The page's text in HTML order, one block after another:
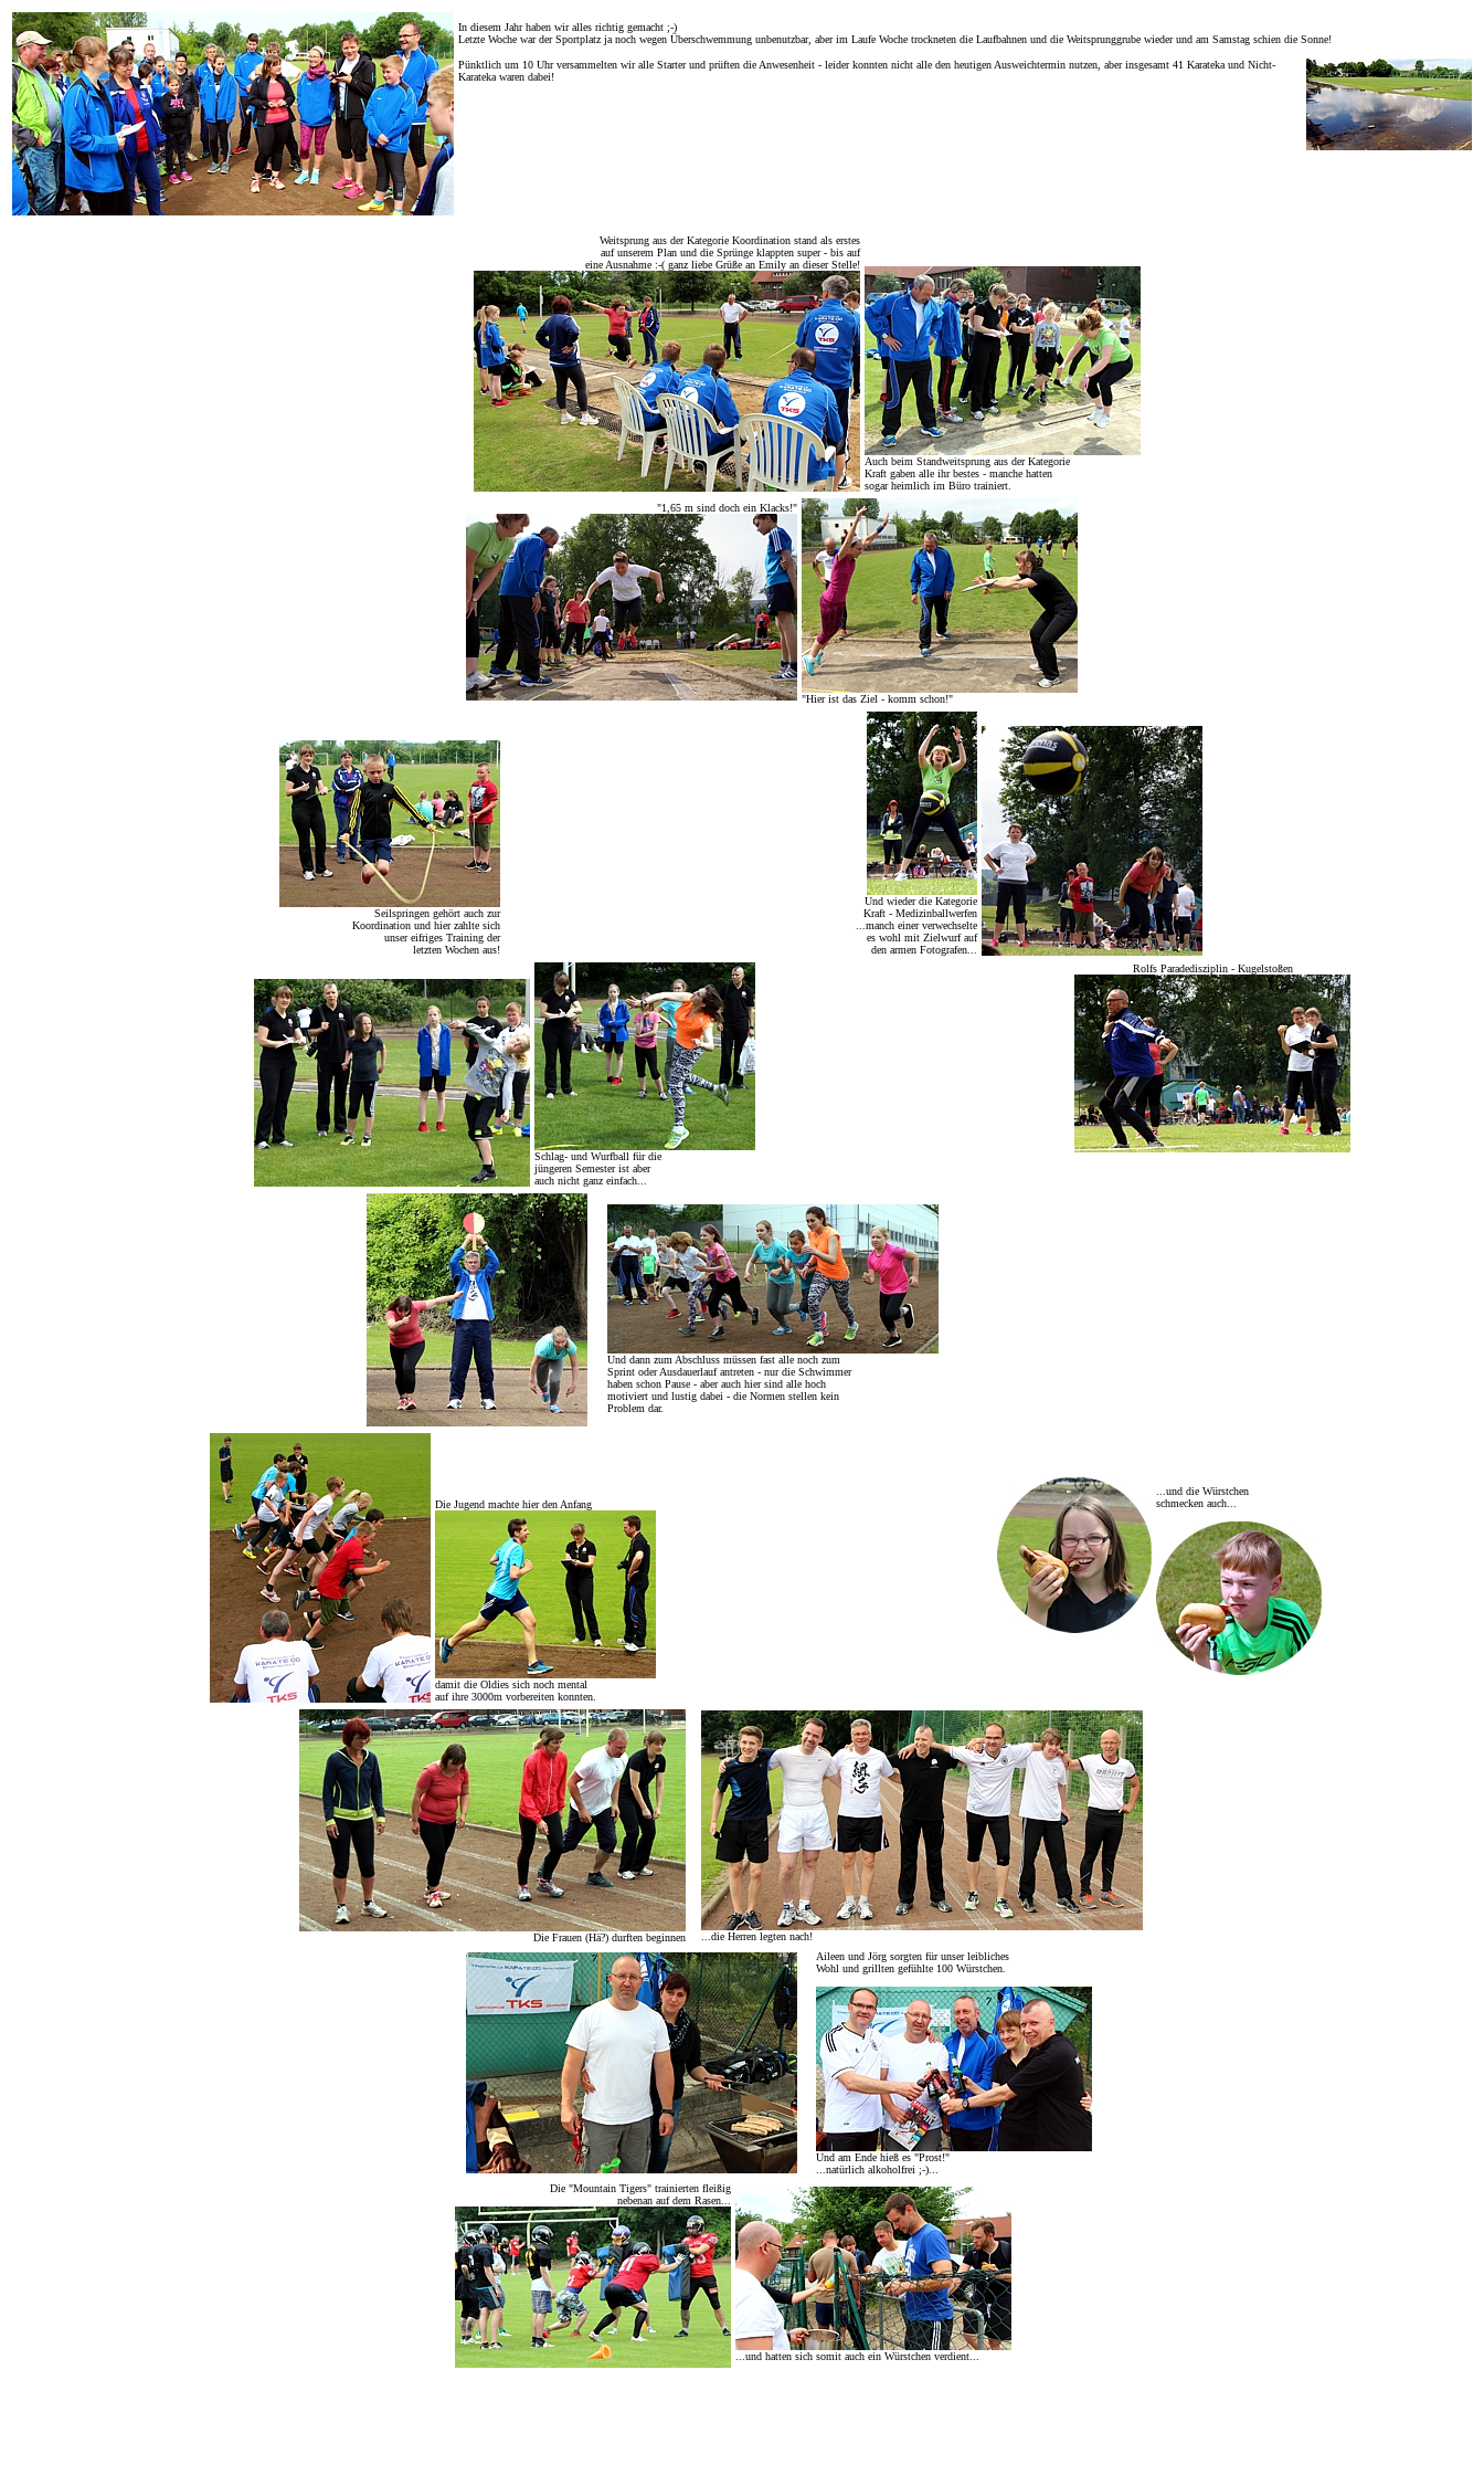
In diesem Jahr haben wir alles richtig gemacht ;-)
Letzte Woche war der Sportplatz ja noch wegen Überschwemmung unbenutzbar, aber im Laufe Woche trockneten die Laufbahnen und die Weitsprunggrube wieder und am Samstag schien die Sonne!
Pünktlich um 10 Uhr versammelten wir alle Starter und prüften die Anwesenheit - leider konnten nicht alle den heutigen Ausweichtermin nutzen, aber insgesamt 41 Karateka und Nicht-
Karateka waren dabei!
Weitsprung aus der Kategorie Koordination stand als erstes
auf unserem Plan und die Sprünge klappten super - bis auf
eine Ausnahme :-( ganz liebe Grüße an Emily an dieser Stelle!
Auch beim Standweitsprung aus der Kategorie
Kraft gaben alle ihr bestes - manche hatten
sogar heimlich im Büro trainiert.
"1,65 m sind doch ein Klacks!"
"Hier ist das Ziel - komm schon!"
Seilspringen gehört auch zur
Koordination und hier zahlte sich
unser eifriges Training der
letzten Wochen aus!
Und wieder die Kategorie
Kraft - Medizinballwerfen
...manch einer verwechselte
es wohl mit Zielwurf auf
den armen Fotografen...
Schlag- und Wurfball für die
jüngeren Semester ist aber
auch nicht ganz einfach...
Rolfs Paradedisziplin - Kugelstoßen
Und dann zum Abschluss müssen fast alle noch zum
Sprint oder Ausdauerlauf antreten - nur die Schwimmer
haben schon Pause - aber auch hier sind alle hoch
motiviert und lustig dabei - die Normen stellen kein
Problem dar.
Die Jugend machte hier den Anfang
damit die Oldies sich noch mental
auf ihre 3000m vorbereiten konnten.
...und die Würstchen
schmecken auch...
Die Frauen (Hä?) durften beginnen
...die Herren legten nach!
Aileen und Jörg sorgten für unser leibliches
Wohl und grillten gefühlte 100 Würstchen.
Und am Ende hieß es "Prost!"
...natürlich alkoholfrei ;-)...
Die "Mountain Tigers" trainierten fleißig
nebenan auf dem Rasen...
...und hatten sich somit auch ein Würstchen verdient...